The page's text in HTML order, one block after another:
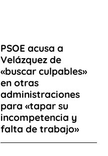
PSOE acusa a
Velázquez de
«buscar culpables»
en otras
administraciones
para «tapar su
incompetencia y
falta de trabajo»